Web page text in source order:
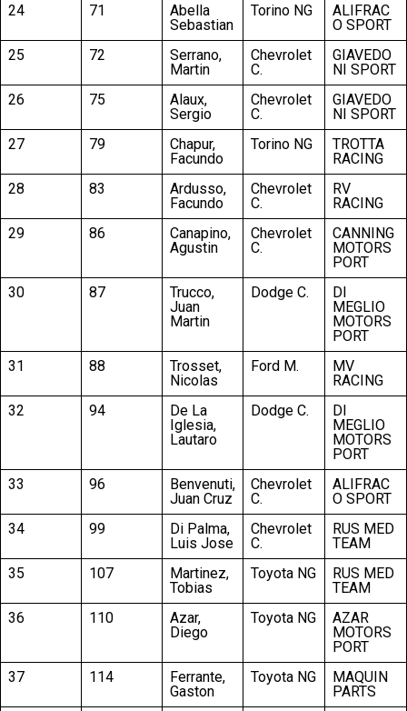
24
71
Abella
Sebastian
Torino NG
ALIFRAC
O SPORT
25
72
Serrano,
Martin
Chevrolet
C.
GIAVEDO
NI SPORT
26
75
Alaux,
Sergio
Chevrolet
C.
GIAVEDO
NI SPORT
27
79
Chapur,
Facundo
Torino NG
TROTTA
RACING
28
83
Ardusso,
Facundo
Chevrolet
C.
RV
RACING
29
86
Canapino,
Agustin
Chevrolet
C.
CANNING
MOTORS
PORT
30
87
Trucco,
Juan
Martin
Dodge C.
DI
MEGLIO
MOTORS
PORT
31
88
Trosset,
Nicolas
Ford M.
MV
RACING
32
94
De La
Iglesia,
Lautaro
Dodge C.
DI
MEGLIO
MOTORS
PORT
33
96
Benvenuti,
Juan Cruz
Chevrolet
C.
ALIFRAC
O SPORT
34
99
Di Palma,
Luis Jose
Chevrolet
C.
RUS MED
TEAM
35
107
Martinez,
Tobias
Toyota NG
RUS MED
TEAM
36
110
Azar,
Diego
Toyota NG
AZAR
MOTORS
PORT
37
114
Ferrante,
Gaston
Toyota NG
MAQUIN
PARTS